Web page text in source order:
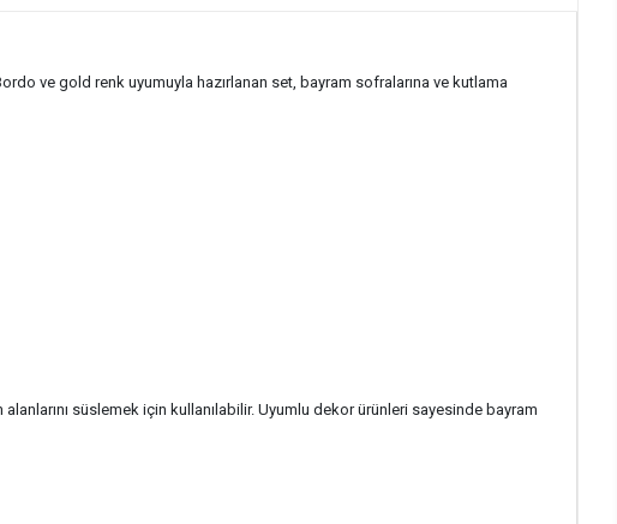
ve gold renk uyumuyla hazırlanan set, bayram sofralarına ve kutlama
süslemek için kullanılabilir. Uyumlu dekor ürünleri sayesinde bayram